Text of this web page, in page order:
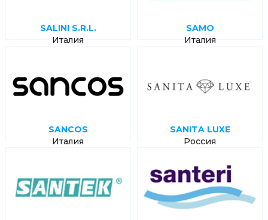
SALINI S.R.L.
Италия
SAMO
Италия
SANCOS
Италия
SANITA LUXE
Россия